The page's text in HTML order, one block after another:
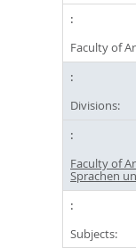
Faculty of
Divisions:
Faculty of
Sprachen
Subjects: